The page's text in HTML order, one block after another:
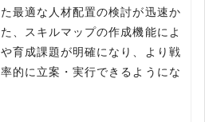
最適な人材配置の検討が迅速か
、スキルマップの作成機能によ
育成課題が明確になり、より戦
的に立案・実行できるようにな